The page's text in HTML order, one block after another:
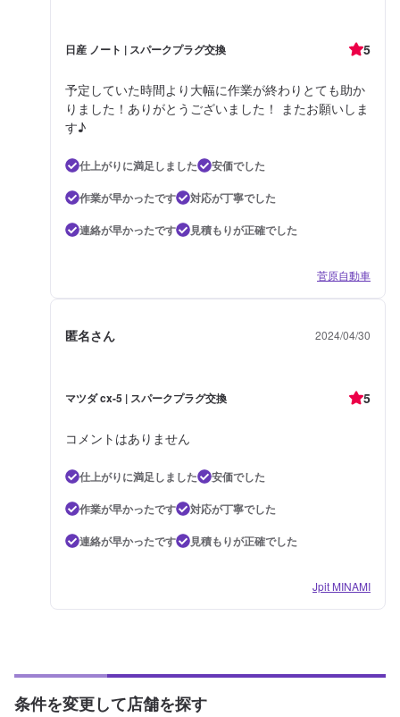
日産 ノート | スパークプラグ交換 5
予定していた時間より大幅に作業が終わりとても助か
りました！ありがとうございました！ またお願いしま
す♪
仕上がりに満足しました
安価でした
作業が早かったです
対応が丁寧でした
連絡が早かったです
見積もりが正確でした
菅原自動車
匿名さん 2024/04/30
マツダ cx-5 | スパークプラグ交換 5
コメントはありません
仕上がりに満足しました
安価でした
作業が早かったです
対応が丁寧でした
連絡が早かったです
見積もりが正確でした
Jpit MINAMI
条件を変更して店舗を探す